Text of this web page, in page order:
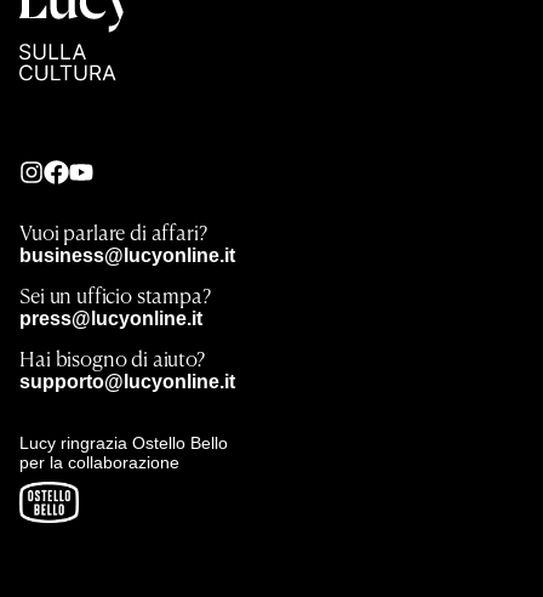
Vuoi parlare di affari?
business@lucyonline.it
Sei un ufficio stampa?
press@lucyonline.it
Hai bisogno di aiuto?
supporto@lucyonline.it
Lucy ringrazia Ostello Bello
per la collaborazione